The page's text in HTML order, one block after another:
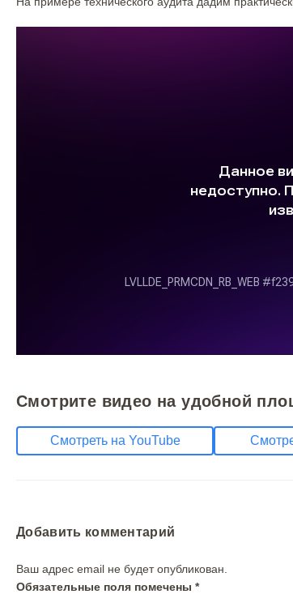
Смотрите видео на удобной
Смотреть на YouTube
Добавить комментарий
Ваш адрес email не будет опубликован.
Обязательные поля помечены *